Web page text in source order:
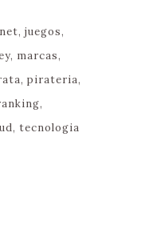
juegos
marcas
pirateria
tecnologia